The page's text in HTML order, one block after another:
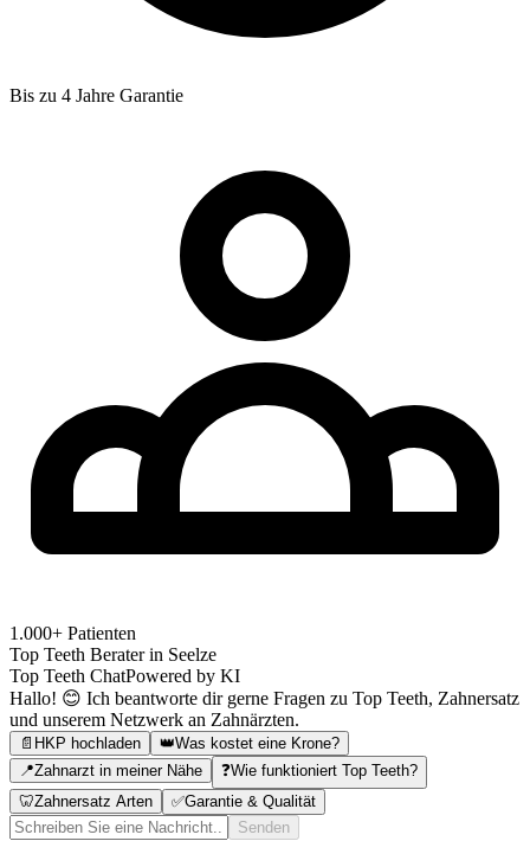
Bis zu 4 Jahre Garantie
1.000+ Patienten
Top Teeth Berater in Seelze
Top Teeth ChatPowered by KI
Hallo! 😊 Ich beantworte dir gerne Fragen zu Top Teeth, Zahnersatz
und unserem Netzwerk an Zahnärzten.
📄 HKP hochladen 👑Was kostet eine Krone?
📍Zahnarzt in meiner Nähe ❓Wie funktioniert Top Teeth?
🦷Zahnersatz Arten ✅Garantie & Qualität
Senden